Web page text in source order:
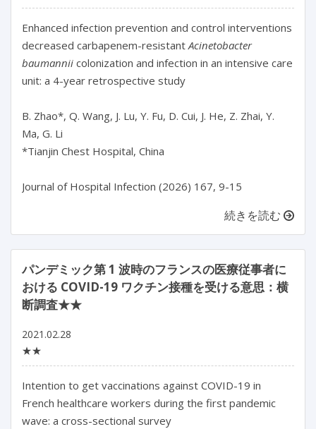
Enhanced infection prevention and control interventions
decreased carbapenem-resistant Acinetobacter
baumannii colonization and infection in an intensive care
unit: a 4-year retrospective study
B. Zhao*, Q. Wang, J. Lu, Y. Fu, D. Cui, J. He, Z. Zhai, Y.
Ma, G. Li
*Tianjin Chest Hospital, China
Journal of Hospital Infection (2026) 167, 9-15
続きを読む
パンデミック第 1 波時のフランスの医療従事者に
おける COVID-19 ワクチン接種を受ける意思：横
断調査★★
2021.02.28
★★
Intention to get vaccinations against COVID-19 in
French healthcare workers during the first pandemic
wave: a cross-sectional survey